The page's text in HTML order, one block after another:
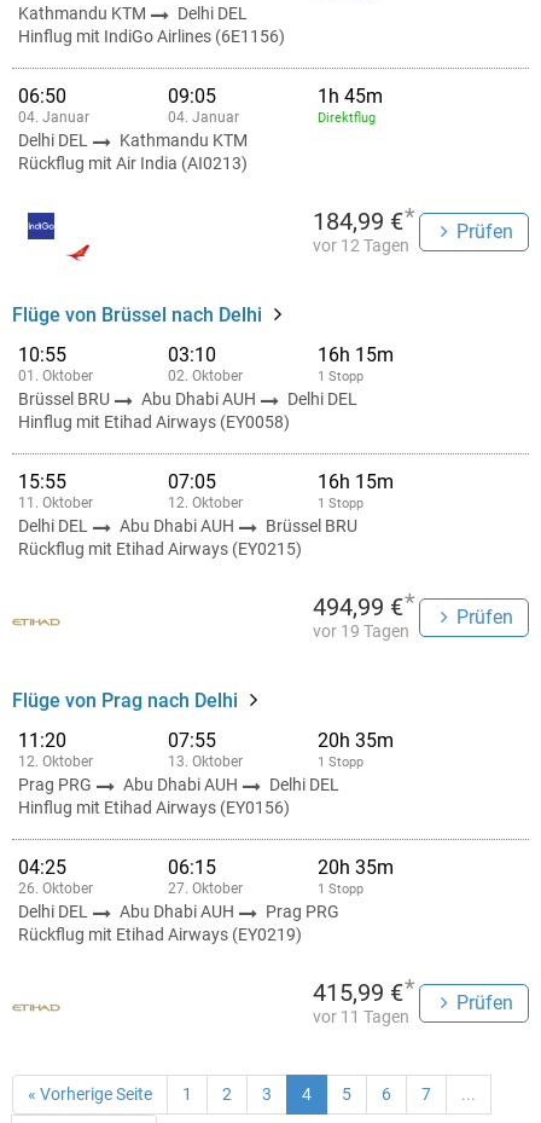
Kathmandu KTM
Delhi DEL
Hinflug mit IndiGo Airlines (6E1156)
06:50
04. Januar
09:05
04. Januar
1h 45m
Direktflug
Delhi DEL
Kathmandu KTM
Rückflug mit Air India (AI0213)
184,99 €*
vor 12 Tagen
Prüfen
Flüge von Brüssel nach Delhi
10:55
01. Oktober
03:10
02. Oktober
16h 15m
1 Stopp
Brüssel BRU Abu Dhabi AUH
Delhi DEL
Hinflug mit Etihad Airways (EY0058)
15:55
11. Oktober
07:05
12. Oktober
16h 15m
1 Stopp
Delhi DEL Abu Dhabi AUH
Brüssel BRU
Rückflug mit Etihad Airways (EY0215)
494,99 €*
vor 19 Tagen
Prüfen
Flüge von Prag nach Delhi
11:20
12. Oktober
07:55
13. Oktober
20h 35m
1 Stopp
Prag PRG Abu Dhabi AUH
Delhi DEL
Hinflug mit Etihad Airways (EY0156)
04:25
26. Oktober
06:15
27. Oktober
20h 35m
1 Stopp
Delhi DEL Abu Dhabi AUH
Prag PRG
Rückflug mit Etihad Airways (EY0219)
415,99 €*
vor 11 Tagen
Prüfen
« Vorherige Seite 1 2 3 4 5 6 7 ...